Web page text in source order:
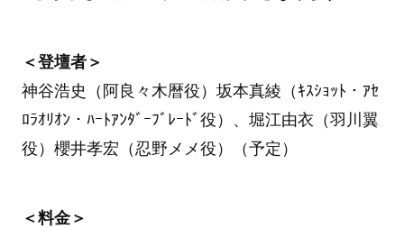
＜登壇者＞
神谷浩史（阿良々木暦役）坂本真綾（ｷｽｼｮｯﾄ・ｱｾ
ﾛﾗｵﾘｵﾝ・ﾊｰﾄｱﾝﾀﾞｰﾌﾞﾚｰﾄﾞ役）、堀江由衣（羽川翼
役）櫻井孝宏（忍野メメ役）（予定）
＜料金＞